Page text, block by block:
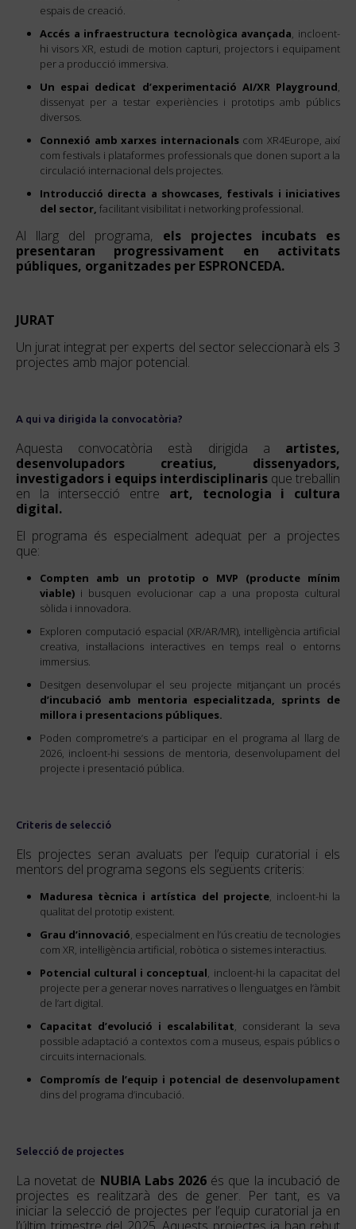
espais de creació.
Accés a infraestructura tecnològica avançada, incloent-
hi visors XR, estudi de motion capturi, projectors i equipament
per a producció immersiva.
Un espai dedicat d’experimentació AI/XR Playground,
dissenyat per a testar experiències i prototips amb públics
diversos.
Connexió amb xarxes internacionals com XR4Europe, així
com festivals i plataformes professionals que donen suport a la
circulació internacional dels projectes.
Introducció directa a showcases, festivals i iniciatives
del sector, facilitant visibilitat i networking professional.
Al llarg del programa, els projectes incubats es
presentaran progressivament en activitats
públiques, organitzades per ESPRONCEDA.
JURAT
Un jurat integrat per experts del sector seleccionarà els 3
projectes amb major potencial.
A qui va dirigida la convocatòria?
Aquesta convocatòria està dirigida a artistes,
desenvolupadors creatius, dissenyadors,
investigadors i equips interdisciplinaris que treballin
en la intersecció entre art, tecnologia i cultura
digital.
El programa és especialment adequat per a projectes
que:
Compten amb un prototip o MVP (producte mínim
viable) i busquen evolucionar cap a una proposta cultural
sòlida i innovadora.
Exploren computació espacial (XR/AR/MR), intel·ligència artificial
creativa, instal·lacions interactives en temps real o entorns
immersius.
Desitgen desenvolupar el seu projecte mitjançant un procés
d’incubació amb mentoria especialitzada, sprints de
millora i presentacions públiques.
Poden comprometre’s a participar en el programa al llarg de
2026, incloent-hi sessions de mentoria, desenvolupament del
projecte i presentació pública.
Criteris de selecció
Els projectes seran avaluats per l’equip curatorial i els
mentors del programa segons els següents criteris:
Maduresa tècnica i artística del projecte, incloent-hi la
qualitat del prototip existent.
Grau d’innovació, especialment en l’ús creatiu de tecnologies
com XR, intel·ligència artificial, robòtica o sistemes interactius.
Potencial cultural i conceptual, incloent-hi la capacitat del
projecte per a generar noves narratives o llenguatges en l’àmbit
de l’art digital.
Capacitat d’evolució i escalabilitat, considerant la seva
possible adaptació a contextos com a museus, espais públics o
circuits internacionals.
Compromís de l’equip i potencial de desenvolupament
dins del programa d’incubació.
Selecció de projectes
La novetat de NUBIA Labs 2026 és que la incubació de
projectes es realitzarà des de gener. Per tant, es va
iniciar la selecció de projectes per l’equip curatorial ja en